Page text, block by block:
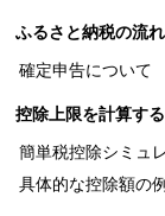
ふるさと納税の流れ
確定申告について
控除上限を計算する
簡単税控除シミュ
具体的な控除額の例